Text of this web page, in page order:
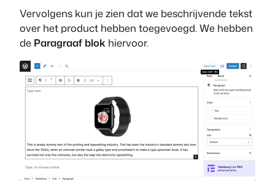
Vervolgens kun je zien dat we beschrijvende tekst
over het product hebben toegevoegd. We hebben
de Paragraaf blok hiervoor.